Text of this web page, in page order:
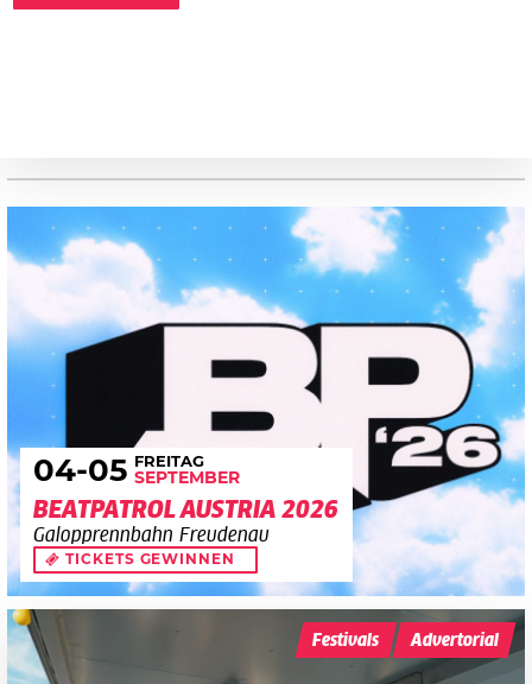
04-05 FREITAG
SEPTEMBER
BEATPATROL AUSTRIA 2026
Galopprennbahn Freudenau
TICKETS GEWINNEN
Festivals Advertorial